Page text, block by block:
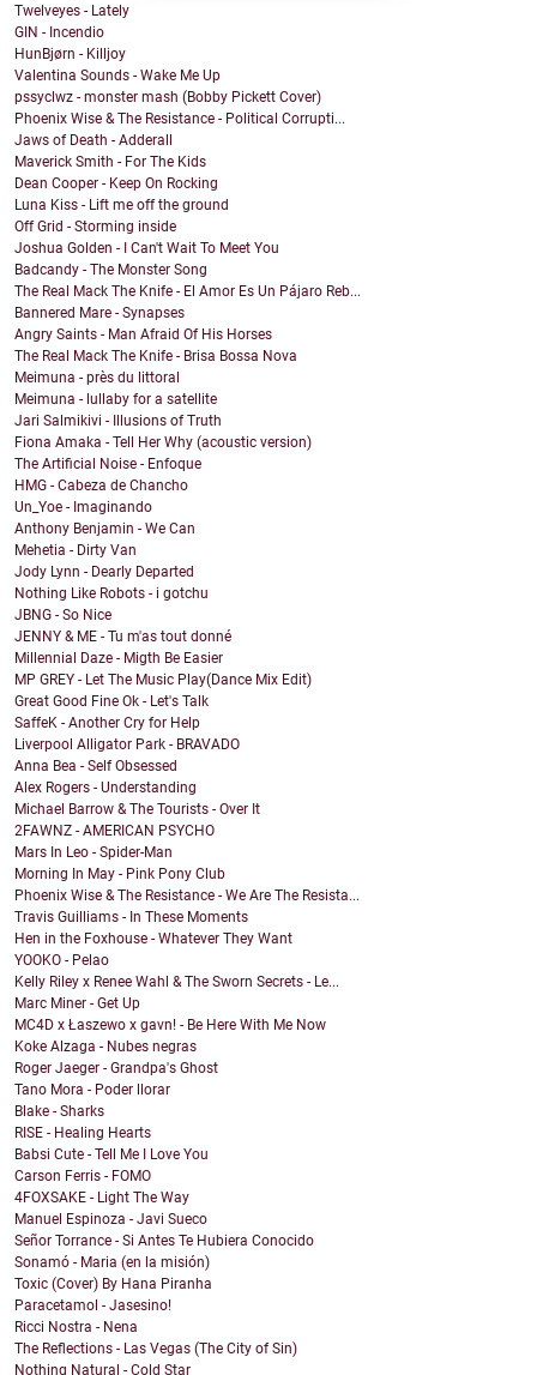
Twelveyes - Lately
GIN - Incendio
HunBjørn - Killjoy
Valentina Sounds - Wake Me Up
pssyclwz - monster mash (Bobby Pickett Cover)
Phoenix Wise & The Resistance - Political Corrupti...
Jaws of Death - Adderall
Maverick Smith - For The Kids
Dean Cooper - Keep On Rocking
Luna Kiss - Lift me off the ground
Off Grid - Storming inside
Joshua Golden - I Can't Wait To Meet You
Badcandy - The Monster Song
The Real Mack The Knife - El Amor Es Un Pájaro Reb...
Bannered Mare - Synapses
Angry Saints - Man Afraid Of His Horses
The Real Mack The Knife - Brisa Bossa Nova
Meimuna - près du littoral
Meimuna - lullaby for a satellite
Jari Salmikivi - Illusions of Truth
Fiona Amaka - Tell Her Why (acoustic version)
The Artificial Noise - Enfoque
HMG - Cabeza de Chancho
Un_Yoe - Imaginando
Anthony Benjamin - We Can
Mehetia - Dirty Van
Jody Lynn - Dearly Departed
Nothing Like Robots - i gotchu
JBNG - So Nice
JENNY & ME - Tu m'as tout donné
Millennial Daze - Migth Be Easier
MP GREY - Let The Music Play(Dance Mix Edit)
Great Good Fine Ok - Let's Talk
SaffeK - Another Cry for Help
Liverpool Alligator Park - BRAVADO
Anna Bea - Self Obsessed
Alex Rogers - Understanding
Michael Barrow & The Tourists - Over It
2FAWNZ - AMERICAN PSYCHO
Mars In Leo - Spider-Man
Morning In May - Pink Pony Club
Phoenix Wise & The Resistance - We Are The Resista...
Travis Guilliams - In These Moments
Hen in the Foxhouse - Whatever They Want
YOOKO - Pelao
Kelly Riley x Renee Wahl & The Sworn Secrets - Le...
Marc Miner - Get Up
MC4D x Łaszewo x gavn! - Be Here With Me Now
Koke Alzaga - Nubes negras
Roger Jaeger - Grandpa's Ghost
Tano Mora - Poder llorar
Blake - Sharks
RISE - Healing Hearts
Babsi Cute - Tell Me I Love You
Carson Ferris - FOMO
4FOXSAKE - Light The Way
Manuel Espinoza - Javi Sueco
Señor Torrance - Si Antes Te Hubiera Conocido
Sonamó - Maria (en la misión)
Toxic (Cover) By Hana Piranha
Paracetamol - Jasesino!
Ricci Nostra - Nena
The Reflections - Las Vegas (The City of Sin)
Nothing Natural - Cold Star